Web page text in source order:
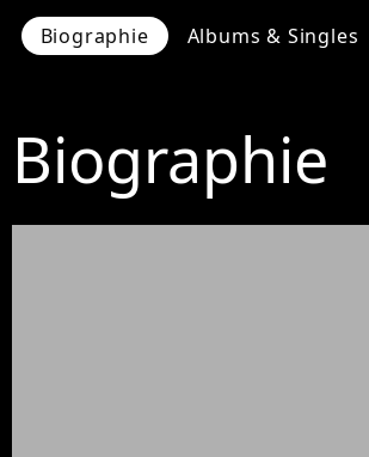
Biographie Albums & Singles
Biographie